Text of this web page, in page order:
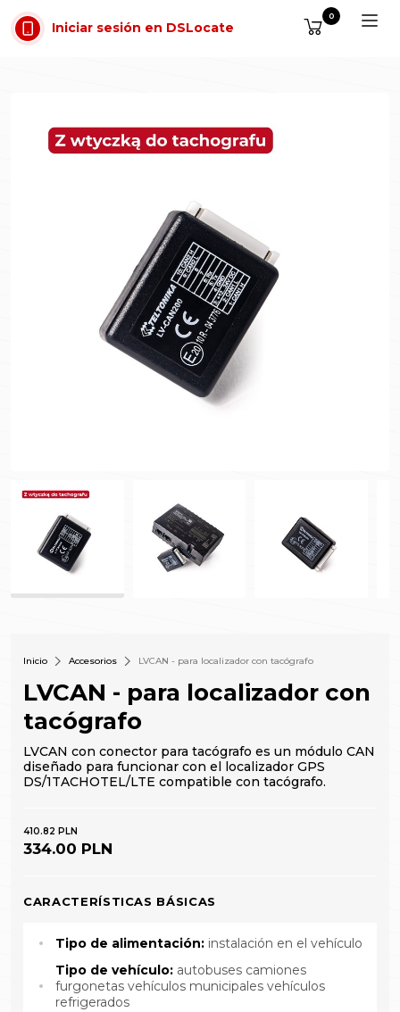
Saltar al contenido
Iniciar sesión en DSLocate
0
Inicio Accesorios LVCAN - para localizador con tacógrafo
LVCAN - para localizador con
tacógrafo
LVCAN con conector para tacógrafo es un módulo CAN
diseñado para funcionar con el localizador GPS
DS/1TACHOTEL/LTE compatible con tacógrafo.
410.82 PLN
334.00 PLN
CARACTERÍSTICAS BÁSICAS
Tipo de alimentación: instalación en el vehículo
Tipo de vehículo: autobuses camiones
furgonetas vehículos municipales vehículos
refrigerados